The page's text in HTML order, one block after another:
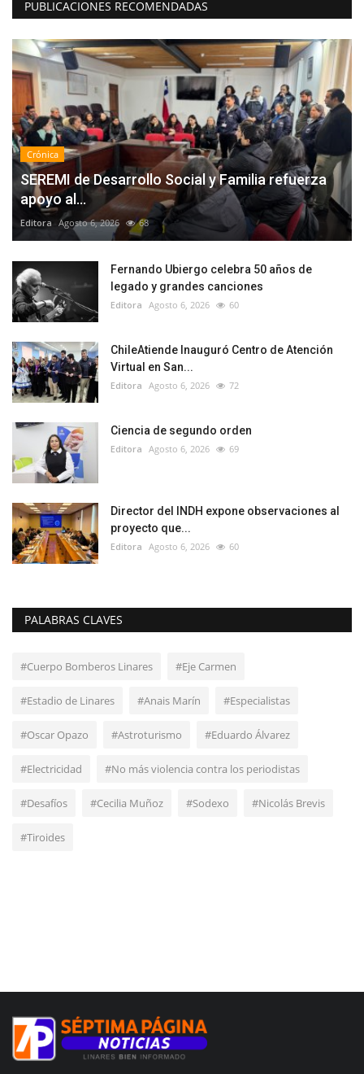
PUBLICACIONES RECOMENDADAS
Crónica
SEREMI de Desarrollo Social y Familia refuerza
apoyo al...
Editora Agosto 6, 2026 68
Fernando Ubiergo celebra 50 años de
legado y grandes canciones
Editora Agosto 6, 2026 60
ChileAtiende Inauguró Centro de Atención
Virtual en San...
Editora Agosto 6, 2026 72
Ciencia de segundo orden
Editora Agosto 6, 2026 69
Director del INDH expone observaciones al
proyecto que...
Editora Agosto 6, 2026 60
PALABRAS CLAVES
#Cuerpo Bomberos Linares #Eje Carmen
#Estadio de Linares #Anais Marín #Especialistas
#Oscar Opazo #Astroturismo #Eduardo Álvarez
#Electricidad #No más violencia contra los periodistas
#Desafíos #Cecilia Muñoz #Sodexo #Nicolás Brevis
#Tiroides